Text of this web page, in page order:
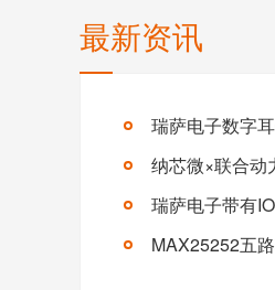
最新资讯
瑞萨电子数字
瑞萨电子带有
MAX25252五